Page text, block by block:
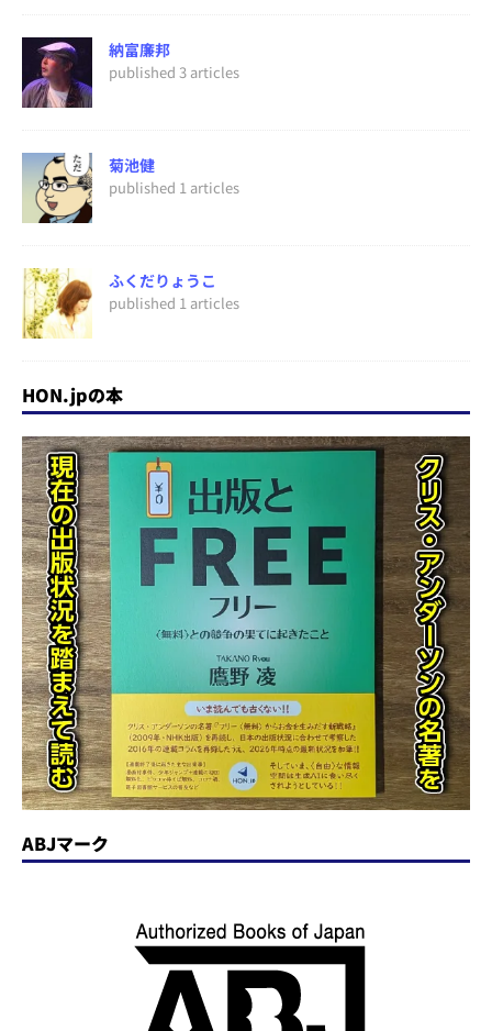
納富廉邦
published 3 articles
菊池健
published 1 articles
ふくだりょうこ
published 1 articles
HON.jpの本
ABJマーク